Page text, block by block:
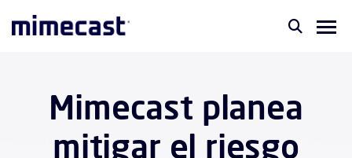
Mimecast planea
mitigar el riesgo